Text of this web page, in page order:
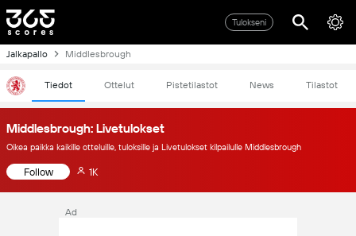
Tulokseni
Jalkapallo Middlesbrough
Tiedot Ottelut Pistetilastot News Tilastot
Middlesbrough: Livetulokset
Oikea paikka kaikille otteluille, tuloksille ja Livetulokset kilpailulle Middlesbrough
Follow 1K
Ad